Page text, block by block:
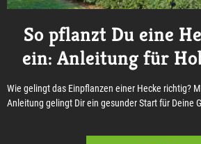
So pflanzt Du eine
ein: Anleitung für
Wie gelingt das Einpflanzen einer Hecke richtig?
Anleitung gelingt Dir ein gesunder Start für Deine